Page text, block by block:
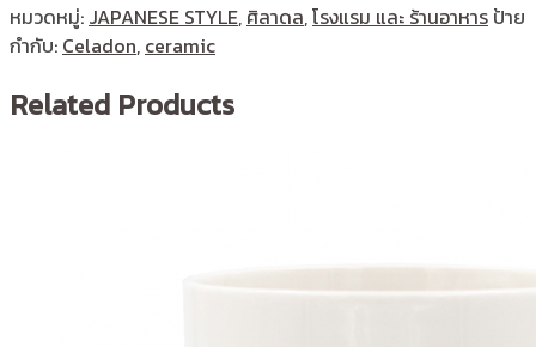
หมวดหมู่: JAPANESE STYLE, ศิลาดล,โรงแรม และ ร้านอาหาร ป้าย
กำกับ: Celadon, ceramic
Related Products